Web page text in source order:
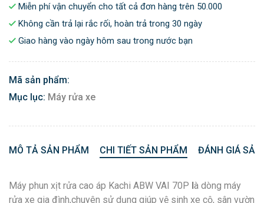
Miễn phí vận chuyển cho tất cả đơn hàng trên 50.000
Không cần trả lại rắc rối, hoàn trả trong 30 ngày
Giao hàng vào ngày hôm sau trong nước bạn
Mã sản phẩm:
Mục lục: Máy rửa xe
MÔ TẢ SẢN PHẨM CHI TIẾT SẢN PHẨM ĐÁNH GIÁ
Máy phun xịt rửa cao áp Kachi ABW VAI 70P là dòng máy
rửa xe gia đình,chuyên sử dụng giúp vệ sinh xe cộ, sân vườn